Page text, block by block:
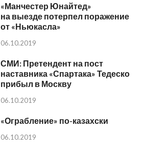
«Манчестер Юнайтед»
на выезде потерпел поражение
от «Ньюкасла»
06.10.2019
СМИ: Претендент на пост
наставника «Спартака» Тедеско
прибыл в Москву
06.10.2019
«Ограбление» по-казахски
06.10.2019